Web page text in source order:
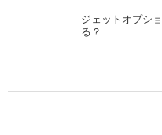
ジェットオプシ
る？